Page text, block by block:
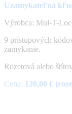
Uzamykateľná
Výrobca: Mul-T-
9 prístupových
zamykanie.
Rozetová alebo
Cena: 120,00 €